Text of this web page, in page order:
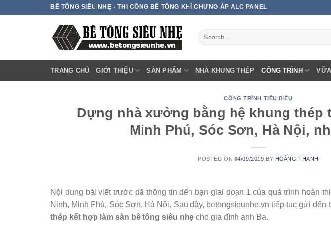
BÊ TÔNG SIÊU NHẸ - THI CÔNG BÊ TÔNG KHÍ CHƯNG ÁP ALC PANEL
TRANG CHỦ GIỚI THIỆU SẢN PHẨM NHÀ KHUNG THÉP CÔNG TRÌNH
CÔNG TRÌNH TIÊU BIỂU
Dựng nhà xưởng bằng hệ khung thép
Minh Phú, Sóc Sơn, Hà Nội,
POSTED ON 04/09/2019 BY HOÀNG THANH
Nội dung bài viết trước đã thông tin đến bạn giai đoạn 1 của quá trình hoàn
Ninh, Minh Phú, Sóc Sơn, Hà Nội. Sau đây, betongsieunhe.vn tiếp tục gửi đến
thép kết hợp làm sàn bê tông siêu nhẹ cho gia đình anh Ba.